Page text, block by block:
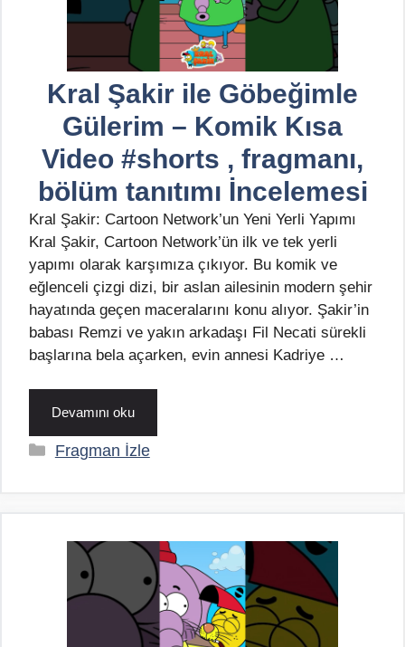
Kral Şakir ile Göbeğimle
Gülerim – Komik Kısa
Video #shorts , fragmanı,
bölüm tanıtımı İncelemesi
Kral Şakir: Cartoon Network’un Yeni Yerli Yapımı
Kral Şakir, Cartoon Network’ün ilk ve tek yerli
yapımı olarak karşımıza çıkıyor. Bu komik ve
eğlenceli çizgi dizi, bir aslan ailesinin modern şehir
hayatında geçen maceralarını konu alıyor. Şakir’in
babası Remzi ve yakın arkadaşı Fil Necati sürekli
başlarına bela açarken, evin annesi Kadriye …
Devamını oku
Kategoriler
Fragman İzle